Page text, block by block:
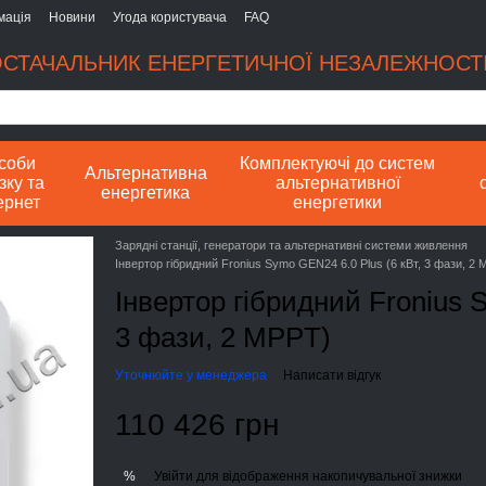
Новини Угода користувача FAQ
ЕНЕРГЕТИЧНОЇ
та
Альтернативна
енергетика
Комплектуючі до систем
альтернативної
енергетики
Зарядні станції, генератори та альтернативні системи живлення
Інвертор гібридний Fronius Symo GEN24 6.0 Plus (6 кВт, 3 фази, 2
Інвертор гібридний Fronius
3 фази, 2 MPPT)
Уточнюйте у менеджера Написати відгук
110 426 грн
% Увійти для відображення накопичувальної знижки